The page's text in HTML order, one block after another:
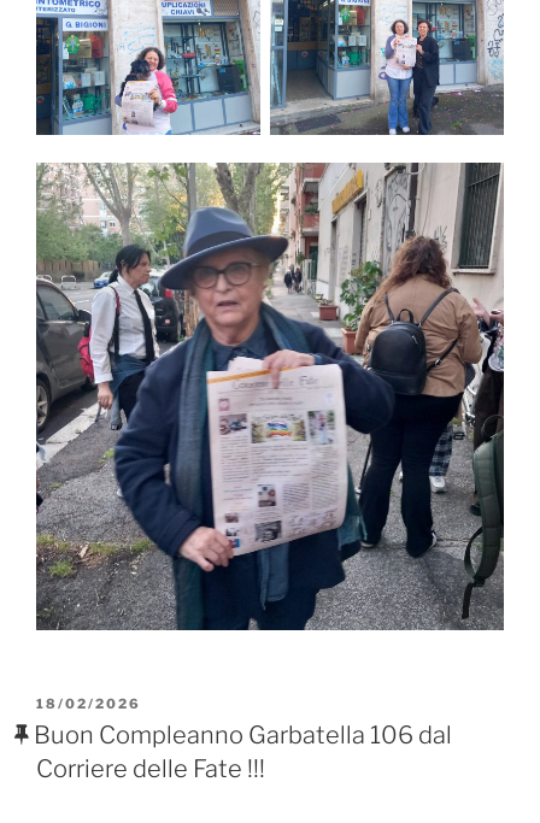
PUBBLICATO
IL
18/02/2026
Buon Compleanno Garbatella 106 dal
Corriere delle Fate !!!